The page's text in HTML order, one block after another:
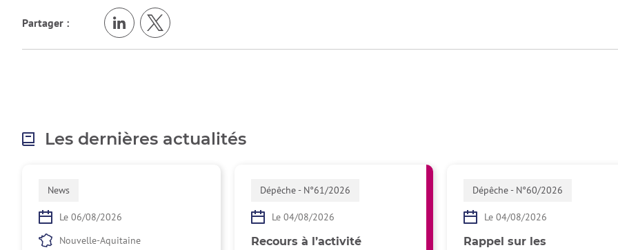
Partager :
Les dernières actualités
News
Le 06/08/2026
Nouvelle-Aquitaine
Dépêche - N°61/2026
Le 04/08/2026
Recours à l’activité
Dépêche - N°60/2026
Le 04/08/2026
Rappel sur les